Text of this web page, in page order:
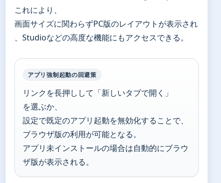
これにより、
画面サイズに関わらずPC版のレイアウトが表示され
、Studioなどの高度な機能にもアクセスできる。
アプリ強制起動の回避策
リンクを長押しして「新しいタブで開く」
を選ぶか、
設定で既定のアプリ起動を無効化することで、
ブラウザ版の利用が可能となる。
アプリ未インストールの場合は自動的にブラウ
ザ版が表示される。